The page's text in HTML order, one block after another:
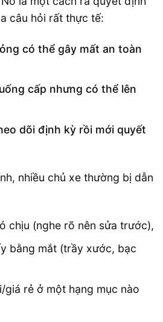
câu hỏi rất thực tế:
có thể gây mất an toàn
cấp nhưng có thể lên
dõi định kỳ rồi mới quyết
nhiều chủ xe thường bị dẫn
chịu (nghe rõ nên sửa trước),
bằng mắt (trầy xước, bạc
giá rẻ ở một hạng mục nào